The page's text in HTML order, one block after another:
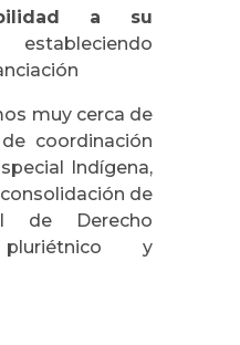
a su
muy cerca de
coordinación
Indígena,
de
de Derecho
pluriétnico y